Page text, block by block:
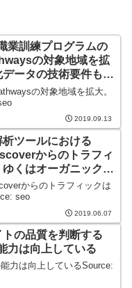
業訓練プログラムの
の対象地域を拡
ータの技術要件も公
の対象地域を拡大。
2019.09.13
ツールにおける
からのトラフィ
ゆくはオーガニック検
からのトラフィックは
seo
2019.06.07
トの品質を判断する
力は向上している
力は向上しているSource: